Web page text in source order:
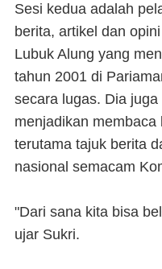
Sesi kedua adalah
berita, artikel dan
Lubuk Alung yang
tahun 2001 di
secara lugas. Dia
menjadikan
terutama tajuk berita
nasional semacam
"Dari sana kita bisa
ujar Sukri.